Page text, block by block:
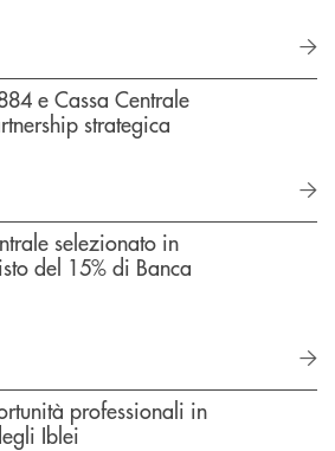
e Cassa Centrale
strategica
selezionato in
del 15% di Banca
professionali in
Iblei